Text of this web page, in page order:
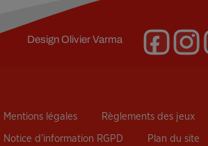
DesignOlivier Varma
Mentions légales Règlements des jeux
Notice d’information RGPD Plan du site